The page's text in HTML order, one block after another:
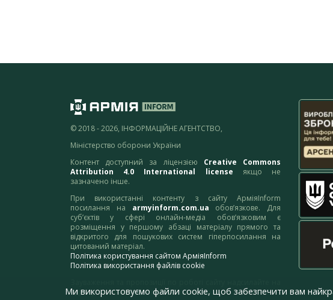
© 2018 - 2026, ІНФОРМАЦІЙНЕ АГЕНТСТВО,
Міністерство оборони України
Контент доступний за ліцензією Creative Commons
Attribution 4.0 International license якщо не
зазначено інше.
При використанні контенту з сайту АрміяInform
посилання на armyinform.com.ua обов’язкове. Для
суб’єктів у сфері онлайн-медіа обов’язковим є
розміщення у першому абзаці матеріалу прямого та
відкритого для пошукових систем гіперпосилання на
цитований матеріал.
Політика користування сайтом АрміяInform
Політика використання файлів cookie
адресу:webmaster@armyinform.com.ua
Ми використовуємо файли cookie, щоб забезпечити вам